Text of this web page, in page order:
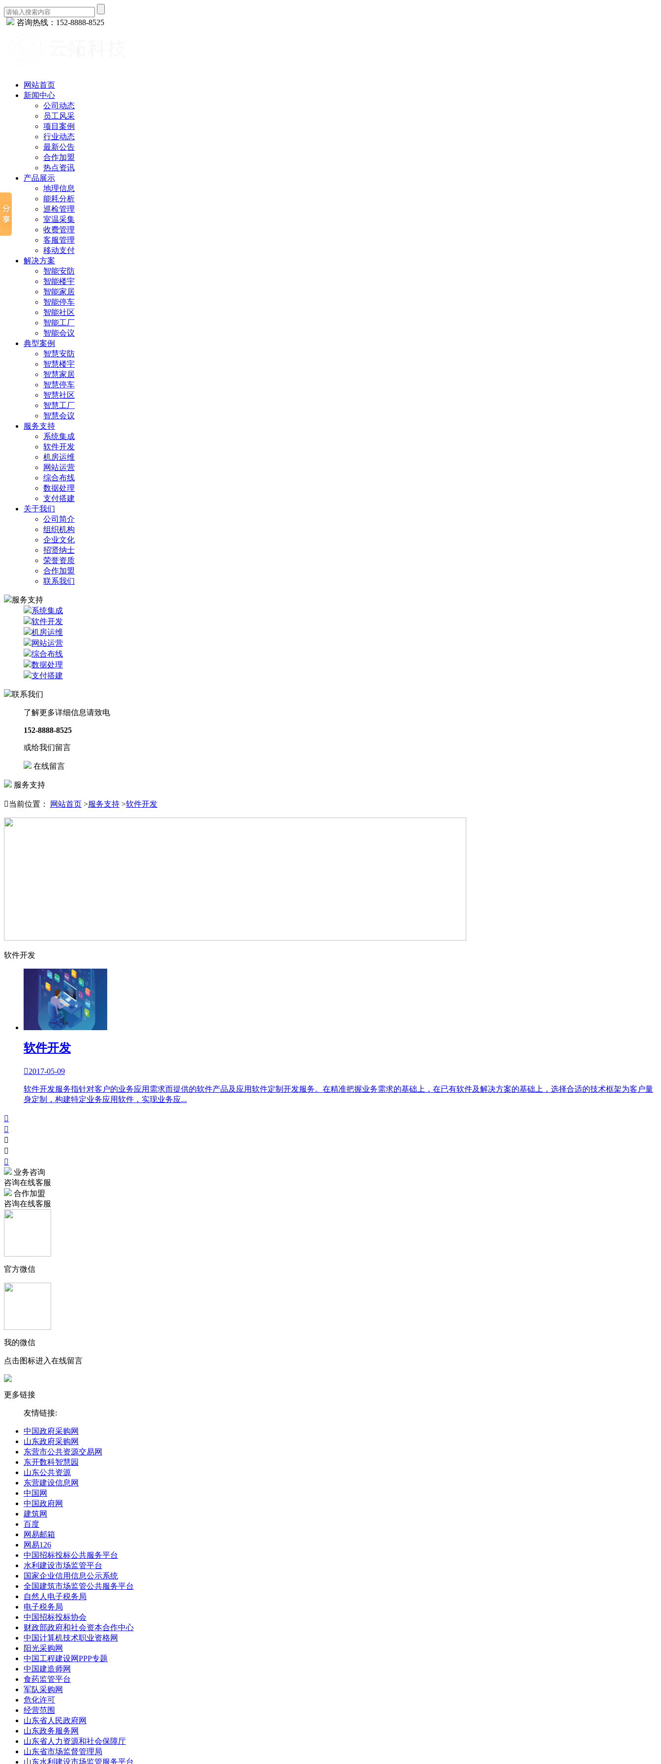
咨询热线：152-8888-8525
网站首页
新闻中心
公司动态
员工风采
项目案例
行业动态
最新公告
合作加盟
热点资讯
产品展示
地理信息
能耗分析
巡检管理
室温采集
收费管理
客服管理
移动支付
解决方案
智能安防
智能楼宇
智能家居
智能停车
智能社区
智能工厂
智能会议
典型案例
智慧安防
智慧楼宇
智慧家居
智慧停车
智慧社区
智慧工厂
智慧会议
服务支持
系统集成
软件开发
机房运维
网站运营
综合布线
数据处理
支付搭建
关于我们
公司简介
组织机构
企业文化
招贤纳士
荣誉资质
合作加盟
联系我们
服务支持
系统集成
软件开发
机房运维
网站运营
综合布线
数据处理
支付搭建
联系我们
了解更多详细信息请致电
152-8888-8525
或给我们留言
在线留言
服务支持
当前位置： 网站首页 >服务支持 >软件开发
软件开发
软件开发
2017-05-09
软件开发服务指针对客户的业务应用需求而提供的软件产品及应用软件定制开发服务。在精准把握业务需求的基础上，在已有软件及解决方案的基础上，选择合适的技术框架为客户量
身定制，构建特定业务应用软件，实现业务应...





业务咨询
咨询在线客服
合作加盟
咨询在线客服
官方微信
我的微信
点击图标进入在线留言
更多链接
友情链接:
中国政府采购网
山东政府采购网
东营市公共资源交易网
东开数科智慧园
山东公共资源
东营建设信息网
中国网
中国政府网
建筑网
百度
网易邮箱
网易126
中国招标投标公共服务平台
水利建设市场监管平台
国家企业信用信息公示系统
全国建筑市场监管公共服务平台
自然人电子税务局
电子税务局
中国招标投标协会
财政部政府和社会资本合作中心
中国计算机技术职业资格网
阳光采购网
中国工程建设网PPP专题
中国建造师网
食药监管平台
军队采购网
危化许可
经营范围
山东省人民政府网
山东政务服务网
山东省人力资源和社会保障厅
山东省市场监督管理局
山东水利建设市场监管服务平台